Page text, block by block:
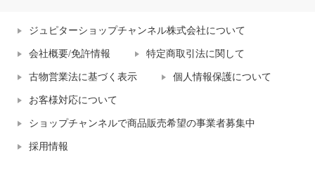
ジュピターショップチャンネル株式会社について
会社概要/免許情報 特定商取引法に関して
古物営業法に基づく表示 個人情報保護について
お客様対応について
ショップチャンネルで商品販売希望の事業者募集中
採用情報